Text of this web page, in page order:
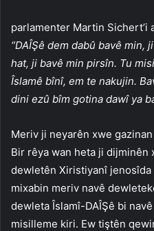
parlamenter Martin Sichert’i
“DAÎŞê dem dabû bavê min,
hat, ji bavê min pirsîn. Tu
Îslamê bînî, em te nakujin.
dini ezû bîm gotina dawî ya
Meriv ji neyarên xwe
Bir rêya wan heta ji dijminên
dewletên Xiristiyanî
mixabin meriv navê
dewleta Îslamî-DAÎŞê bi
misilleme kiri. Ew tiştên